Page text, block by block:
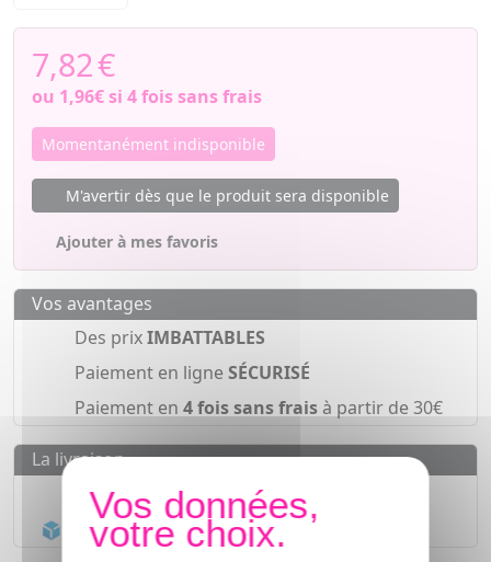
7,82€
ou 1,96€si 4 fois sans frais
Momentanément indisponible
M'avertir dès que le produit sera disponible
Ajouter à mes favoris
Vos avantages
Des prixIMBATTABLES
Paiement en ligneSÉCURISÉ
Paiement en 4 fois sans fraisà partir de 30€
La livraison
Livraison gratuite dès55€
Acheminement Chronopost